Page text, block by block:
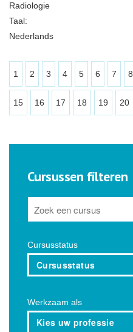
Radiologie
Taal:
Nederlands
1 2 3 4 5 6 7 8
15 16 17 18 19 20
Cursussen filteren
Cursusstatus
Cursusstatus
Werkzaam als
Kies uw professie